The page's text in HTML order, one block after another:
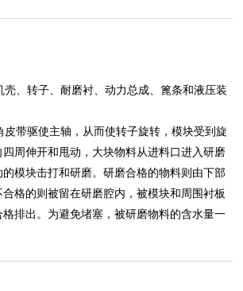
、转子、耐磨衬、动力总成、篦条和液压装
带驱使主轴，从而使转子旋转，模块受到旋
周伸开和甩动，大块物料从进料口进入研磨
模块击打和研磨。研磨合格的物料则由下部
格的则被留在研磨腔内，被模块和周围衬板
排出。为避免堵塞，被研磨物料的含水量一